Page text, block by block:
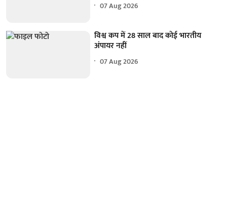
07 Aug 2026
विश्व कप में 28 साल बाद कोई भारतीय
अंपायर नहीं
07 Aug 2026